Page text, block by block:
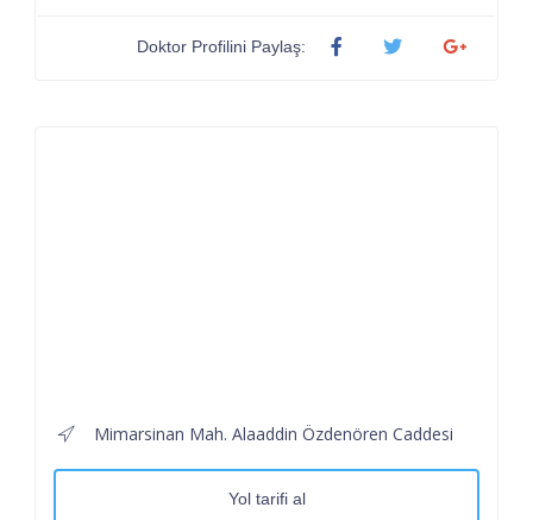
Doktor Profilini Paylaş:
Mimarsinan Mah. Alaaddin Özdenören Caddesi
Yol tarifi al